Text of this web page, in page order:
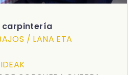
carpintería
/ LANA ETA